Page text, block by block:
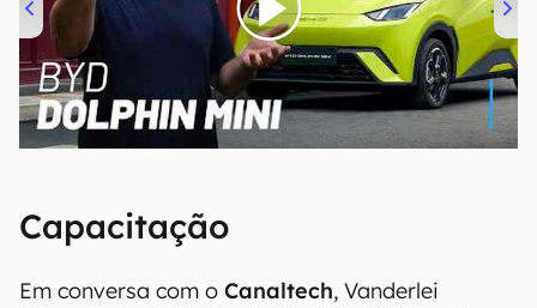
00:00/04:07
Capacitação
Em conversa com o Canaltech, Vanderlei